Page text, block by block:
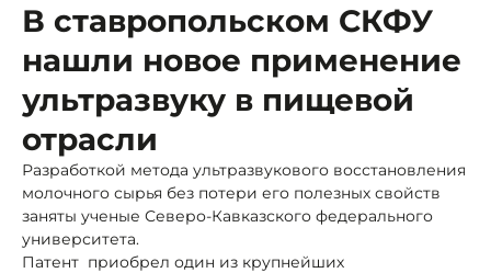
В ставропольском СКФУ
нашли новое применение
ультразвуку в пищевой
отрасли
Разработкой метода ультразвукового восстановления
молочного сырья без потери его полезных свойств
заняты ученые Северо-Кавказского федерального
университета.
Патент приобрел один из крупнейших